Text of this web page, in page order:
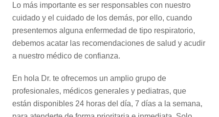
Lo más importante es ser responsables con nuestro
cuidado y el cuidado de los demás, por ello, cuando
presentemos alguna enfermedad de tipo respiratorio,
debemos acatar las recomendaciones de salud y acudir
a nuestro médico de confianza.
En hola Dr. te ofrecemos un amplio grupo de
profesionales, médicos generales y pediatras, que
están disponibles 24 horas del día, 7 días a la semana,